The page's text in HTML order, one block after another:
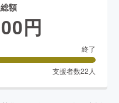
額
円
終了
支援者数22 人